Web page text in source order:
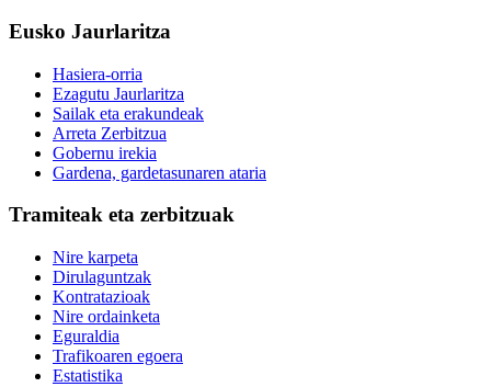
Eusko Jaurlaritza
Hasiera-orria
Ezagutu Jaurlaritza
Sailak eta erakundeak
Arreta Zerbitzua
Gobernu irekia
Gardena, gardetasunaren ataria
Tramiteak eta zerbitzuak
Nire karpeta
Dirulaguntzak
Kontratazioak
Nire ordainketa
Eguraldia
Trafikoaren egoera
Estatistika